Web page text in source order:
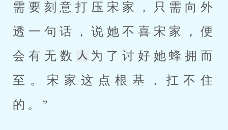
需要刻意打压宋家，只需向外
透一句话，说她不喜宋家，便
会有无数
为了讨好她蜂拥而
至。宋家这点根基，扛不住
的。”